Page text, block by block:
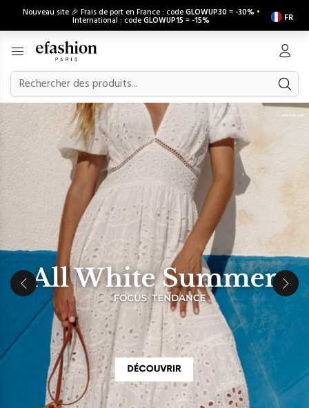
Nouveau site 🎉 Frais de port en France : codeGLOWUP30 = -30% •
International : codeGLOWUP15 = -15% FR